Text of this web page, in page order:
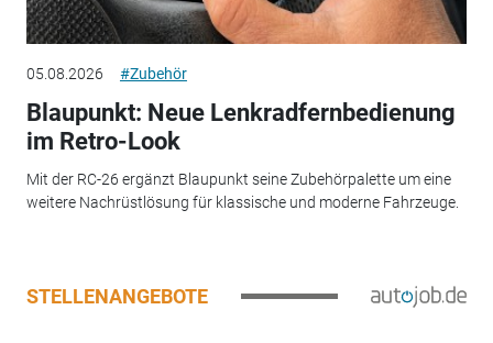
05.08.2026 #Zubehör
Blaupunkt: Neue Lenkradfernbedienung
im Retro-Look
Mit der RC-26 ergänzt Blaupunkt seine Zubehörpalette um eine
weitere Nachrüstlösung für klassische und moderne Fahrzeuge.
STELLENANGEBOTE